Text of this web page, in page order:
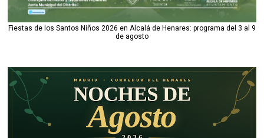
Fiestas de los Santos Niños 2026 en Alcalá de Henares: programa del 3 al 9
de agosto